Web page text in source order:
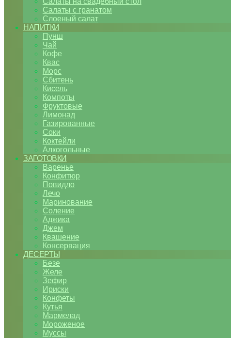
Салаты с гранатом
Слоеный салат
НАПИТКИ
Пунш
Чай
Кофе
Квас
Морс
Сбитень
Кисель
Компоты
Фруктовые
Лимонад
Газированные
Соки
Коктейли
Алкогольные
ЗАГОТОВКИ
Варенье
Конфитюр
Повидло
Лечо
Маринование
Соление
Аджика
Джем
Квашение
Консервация
ДЕСЕРТЫ
Безе
Желе
Зефир
Ириски
Конфеты
Кутья
Мармелад
Мороженое
Муссы